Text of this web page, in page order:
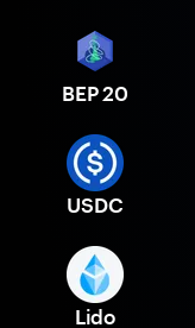
BEP 20
USDC
Lido